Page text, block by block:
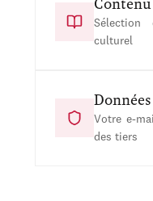
Contenu
Sélection
culturel
Données
Votre e-
des tiers